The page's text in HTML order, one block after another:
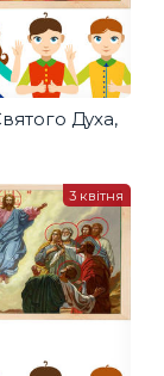
Духа,
3 квітня